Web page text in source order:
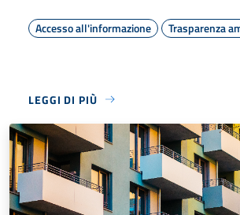
Accesso all'informazione Trasparenza
LEGGI DI PIÙ